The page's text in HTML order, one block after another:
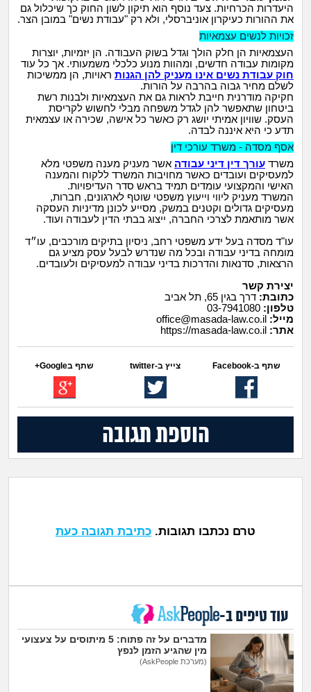
היעדרות הכרחיות. צעד נוסף הוא תיקון לשון החוק כך שיכלול גם
את ההורות כעיקרון אוניברסלי, ולא רק "עבודת נשים" במובן הצר.
זכויות לנשים עצמאיות
העצמאיות הן חלק הולך וגדל בשוק העבודה. הן יזמיות, יוצרות
מקומות עבודה חדשים, ומהוות מנוע כלכלי משמעותי. אך כל עוד
חוק עבודת נשים אינו מעניק להן הגנות ראויות, הן ממשיכות
לשלם מחיר גבוה בהרבה על הורות.
חקיקה מודרנית חייבת לראות גם את העצמאיות ולבנות רשת
ביטחון שתאפשר להן לגדל משפחה מבלי לחשוש לקריסת
העסק. שוויון אמיתי יושג רק כאשר כל אישה, שכירה או עצמאית
תדע כי היא איננה לבדה.
אסף מסדה - משרד עורכי דין
משרד עורך דין דיני עבודה אשר מעניק מענה משפטי מלא
למעסיקים ועובדים כאשר מחויבות המשרד ללקוח והמענה
האישי והמקצועי עומדים תמיד בראש סדר העדיפויות.
המשרד מעניק ליווי וייעוץ משפטי שוטף לארגונים, חברות,
מעסיקים גדולים וקטנים במשק, מסייע לכונן מדיניות העסקה
אשר מותאמת לצרכי החברה, ייצוג בבתי הדין לעבודה ועוד.
עו"ד מסדה בעל ידע משפטי רחב, ניסיון בתיקים מורכבים, עו״ד
מומחה בדיני עבודה ובכל מה שנדרש לבעל עסק מציע גם
הרצאות, סדנאות והדרכות בדיני עבודה למעסיקים ולעובדים.
יצירת קשר
כתובת: דרך בגין 65, תל אביב
טלפון:
מייל:
אתר:
שתף ב-Facebook צייץ ב-twitter שתף בGoogle+
הוספת תגובה
טרם נכתבו תגובות. כתיבת תגובה כעת
עוד טיפים ב-
מדברים על זה פתוח: 5 מיתוסים על צעצועי
מין שהגיע הזמן לנפץ
(מערכת AskPeople)